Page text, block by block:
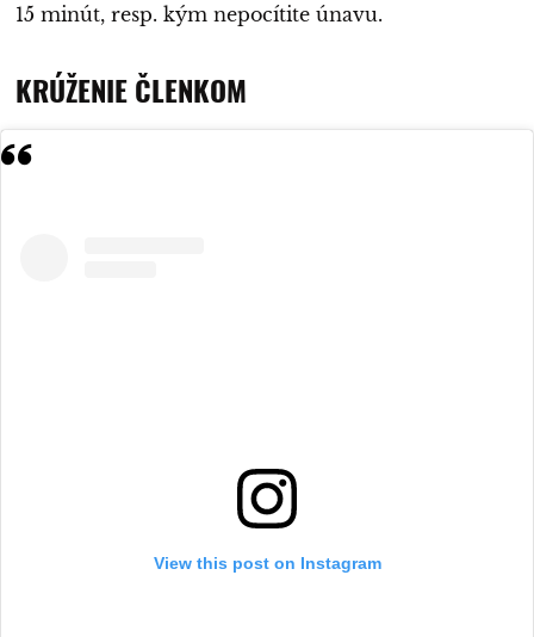
15 minút, resp. kým nepocítite únavu.
KRÚŽENIE ČLENKOM
View this post on Instagram